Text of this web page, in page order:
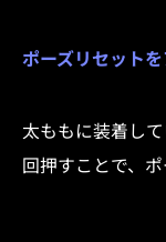
ポーズリセット
太ももに装着し
回押すことで、